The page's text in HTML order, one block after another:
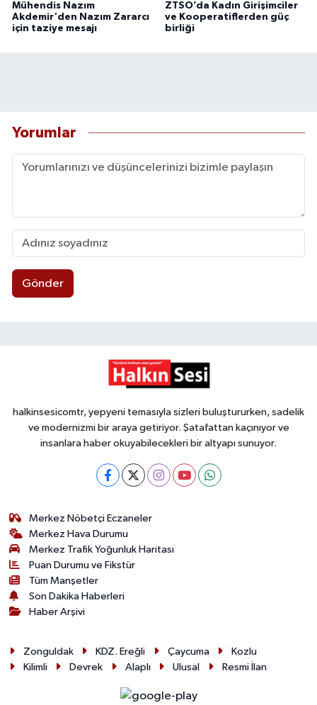
Mühendis Nazım
Akdemir'den Nazım Zararcı
için taziye mesajı
ZTSO’da Kadın Girişimciler
ve Kooperatiflerden güç
birliği
Yorumlar
Gönder
halkinsesicomtr, yepyeni temasıyla sizleri buluştururken, sadelik
ve modernizmi bir araya getiriyor. Şatafattan kaçınıyor ve
insanlara haber okuyabilecekleri bir altyapı sunuyor.
Merkez Nöbetçi Eczaneler
Merkez Hava Durumu
Merkez Trafik Yoğunluk Haritası
Puan Durumu ve Fikstür
Tüm Manşetler
Son Dakika Haberleri
Haber Arşivi
Zonguldak KDZ. Ereğli Çaycuma
Kozlu
Kilimli
Devrek Alaplı Ulusal Resmi İlan